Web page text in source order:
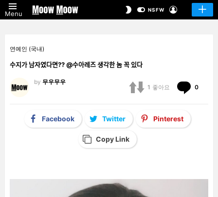
Menu
SWITCHNSFW
연예인 (국내)
수지가 남자였다면?? @수아레즈 생각한 놈 꼭 있다
by 무우무우
1 좋아요 0
Facebook Twitter Pinterest
Copy Link